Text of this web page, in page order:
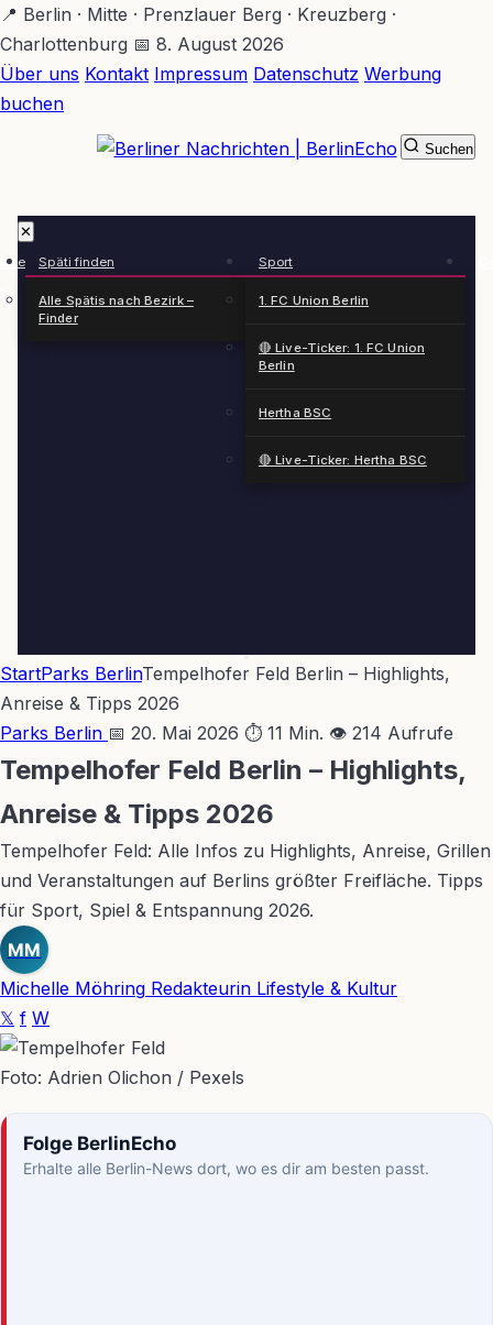
Zum
Hauptinhalt
springen
📍 Berlin · Mitte · Prenzlauer Berg · Kreuzberg ·
Charlottenburg 📅 8. August 2026
Über uns Kontakt Impressum Datenschutz Werbung
buchen
✕
Späti finden
Alle Spätis nach Bezirk –
Finder
Sport
1. FC Union Berlin
🔴 Live-Ticker: 1. FC Union
Berlin
Hertha BSC
🔴 Live-Ticker: Hertha BSC
Suchen
StartParks BerlinTempelhofer Feld Berlin – Highlights,
Anreise & Tipps 2026
Parks Berlin 📅 20. Mai 2026 ⏱ 11 Min. 👁 214 Aufrufe
Tempelhofer Feld Berlin – Highlights,
Anreise & Tipps 2026
Tempelhofer Feld: Alle Infos zu Highlights, Anreise, Grillen
und Veranstaltungen auf Berlins größter Freifläche. Tipps
für Sport, Spiel & Entspannung 2026.
MM
Michelle Möhring Redakteurin Lifestyle & Kultur
𝕏 f W
Foto: Adrien Olichon / Pexels
Folge BerlinEcho
Erhalte alle Berlin-News dort, wo es dir am besten passt.